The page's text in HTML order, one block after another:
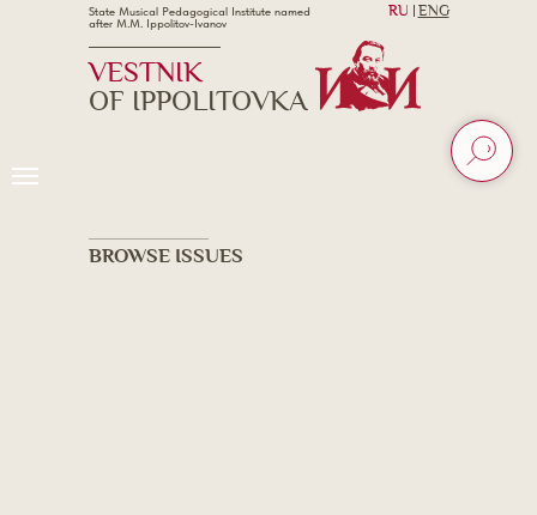
RU ENG
OF IPPOLITOVKA
VESTNIK
State Musical Pedagogical Institute named
after M.M. Ippolitov-Ivanov
BROWSE ISSUES